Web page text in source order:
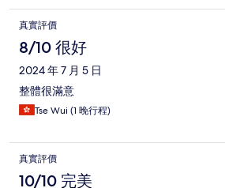
真實評價
8/10 很好
2024 年 7 月 5 日
整體很滿意
Tse Wui (1 晚行程)
真實評價
10/10 完美